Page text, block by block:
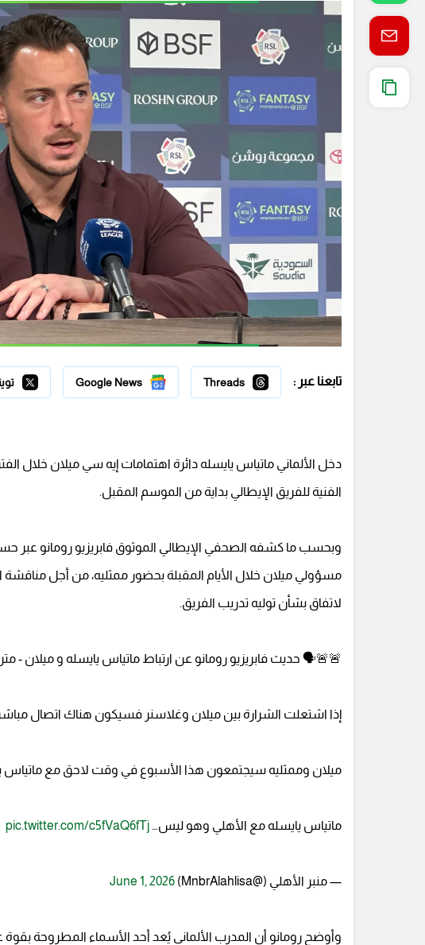
تابعنا عبر : Threads
Google News
دخل الألماني ماتياس يايسله دائرة اهتمامات إيه سي ميلان خلال
الفنية للفريق الإيطالي بداية من الموسم المقبل.
وبحسب ما كشفه الصحفي الإيطالي الموثوق فابريزيو رومانو عبر
مسؤولي ميلان خلال الأيام المقبلة بحضور ممثليه، من أجل مناقشة
لاتفاق بشأن توليه تدريب الفريق.
🚨🚨🗣️ حديث فابريزيو رومانو عن ارتباط ماتياس يايسله و ميلان -
إذا اشتعلت الشرارة بين ميلان وغلاسنر فسيكون هناك اتصال
ميلان وممثليه سيجتمعون هذا الأسبوع في وقت لاحق مع ماتياس
ماتياس يايسله مع الأهلي وهو ليس… pic.twitter.com/c5fVaQ6fTj
— منبر الأهلي (@MnbrAlahlisa) June 1, 2026
وأوضح رومانو أن المدرب الألماني يُعد أحد الأسماء المطروحة بقوة